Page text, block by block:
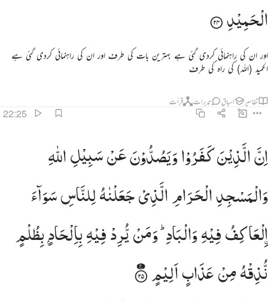
الْحَمِیْدِ
اور ان کی راہنمائی کردی گئی ہے بہترین بات کی طرف اور ان کی راہنمائی کردی گئی ہے
الحمید (اللہ) کی راہ کی طرف
تفاسیر اسباق تدبرات قرأت
22:25
ان الذين كفروا ويصدون عن سبيل الله والمسجد الحرام الذي جعلناه للناس سواء العاكف فيه والباد ومن
إِنَّ ٱلَّذِينَ كَفَرُوا۟ وَيَصُدُّونَ عَن سَبِيلِ ٱللَّهِ وَٱلْمَسْجِدِ ٱلْحَرَامِ ٱلَّذِى جَعَلْنَـٰهُ لِلنَّاسِ سَوَآءً
اِنَّالَّذِیْنَكَفَرُوْاوَیَصُدُّوْنَعَنْسَبِیْلِاللّٰهِ
وَالْمَسْجِدِالْحَرَامِالَّذِیْجَعَلْنٰهُلِلنَّاسِسَوَآءَ
لْعَاكِفُ
فِیْهِوَالْبَادِ ؕ وَمَنْیُّرِدْفِیْهِبِاِلْحَادٍبِظُلْمٍ
نُّذِقْهُمِنْعَذَابٍاَلِیْمٍ